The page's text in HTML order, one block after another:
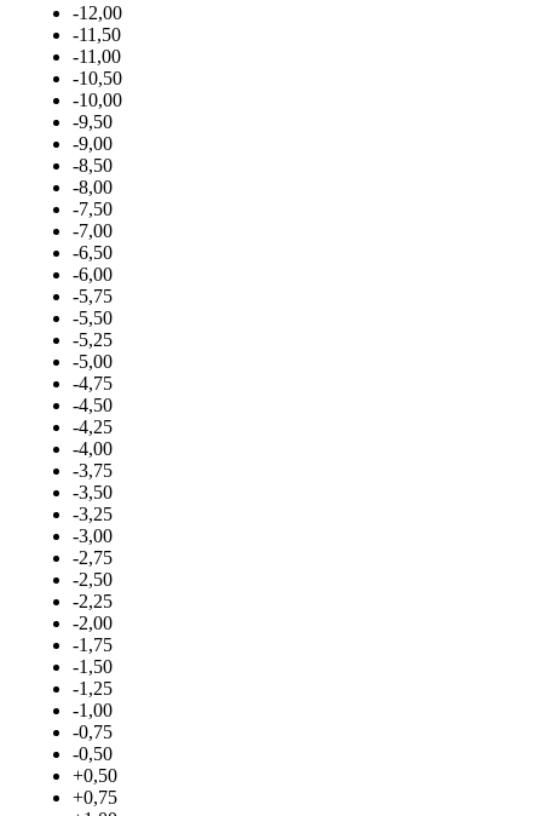
-12,00
-11,50
-11,00
-10,50
-10,00
-9,50
-9,00
-8,50
-8,00
-7,50
-7,00
-6,50
-6,00
-5,75
-5,50
-5,25
-5,00
-4,75
-4,50
-4,25
-4,00
-3,75
-3,50
-3,25
-3,00
-2,75
-2,50
-2,25
-2,00
-1,75
-1,50
-1,25
-1,00
-0,75
-0,50
+0,50
+0,75